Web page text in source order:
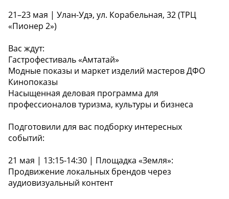
21–23 мая | Улан-Удэ, ул. Корабельная, 32 (ТРЦ
«Пионер 2»)
Вас ждут:
Гастрофестиваль «Амтатай»
Модные показы и маркет изделий мастеров ДФО
Кинопоказы
Насыщенная деловая программа для
профессионалов туризма, культуры и бизнеса
Подготовили для вас подборку интересных
событий:
21 мая | 13:15-14:30 | Площадка «Земля»:
Продвижение локальных брендов через
аудиовизуальный контент